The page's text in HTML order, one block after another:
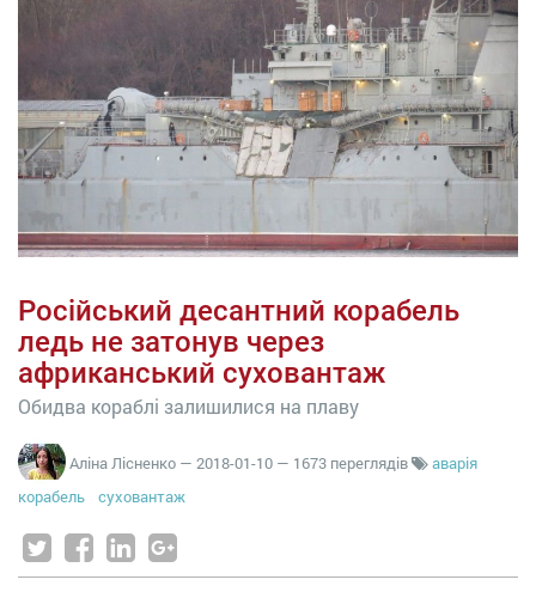
Російський десантний корабель
ледь не затонув через
африканський суховантаж
Обидва кораблі залишилися на плаву
Аліна Лісненко — 2018-01-10 — 1673 переглядів
аварія
корабель
суховантаж